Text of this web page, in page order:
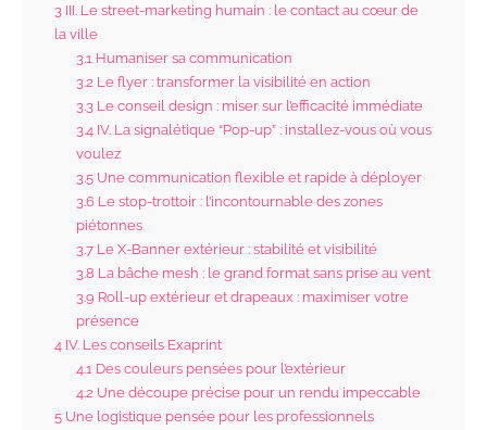
3 III. Le street-marketing humain : le contact au cœur de
la ville
3.1Humaniser sa communication
3.2Le flyer : transformer la visibilité en action
3.3Le conseil design : miser sur l’efficacité immédiate
3.4IV. La signalétique “Pop-up” : installez-vous où vous
voulez
3.5Une communication flexible et rapide à déployer
3.6Le stop-trottoir : l’incontournable des zones
piétonnes
3.7Le X-Banner extérieur : stabilité et visibilité
3.8 La bâche mesh : le grand format sans prise au vent
3.9 Roll-up extérieur et drapeaux : maximiser votre
présence
4 IV. Les conseils Exaprint
4.1Des couleurs pensées pour l’extérieur
4.2Une découpe précise pour un rendu impeccable
5 Une logistique pensée pour les professionnels